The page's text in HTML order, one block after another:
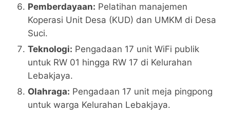
Pemberdayaan: Pelatihan manajemen
Koperasi Unit Desa (KUD) dan UMKM di Desa
Suci.
Teknologi: Pengadaan 17 unit WiFi publik
untuk RW 01 hingga RW 17 di Kelurahan
Lebakjaya.
Olahraga: Pengadaan 17 unit meja pingpong
untuk warga Kelurahan Lebakjaya.